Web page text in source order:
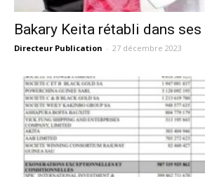
Bakary Keita rétabli dans
Directeur Publication - 27 décembre 2023